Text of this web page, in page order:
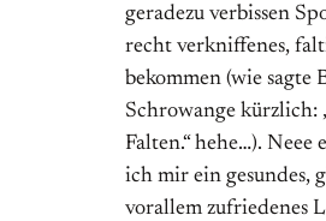
geradezu verbissen
recht verkniffenes,
bekommen (wie sagte
Schrowange kürzlich:
Falten.“ hehe…). Neee
ich mir ein gesundes,
vorallem zufriedenes